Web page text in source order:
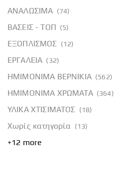
ΑΝΑΛΩΣΙΜΑ (74)
ΒΑΣΕΙΣ - ΤΟΠ (5)
ΕΞΟΠΛΙΣΜΟΣ (12)
ΕΡΓΑΛΕΙΑ (32)
ΗΜΙΜΟΝΙΜΑ ΒΕΡΝΙΚΙΑ (562)
ΗΜΙΜΟΝΙΜΑ ΧΡΩΜΑΤΑ (364)
ΥΛΙΚΑ ΧΤΙΣΙΜΑΤΟΣ (18)
Χωρίς κατηγορία (13)
+12 more